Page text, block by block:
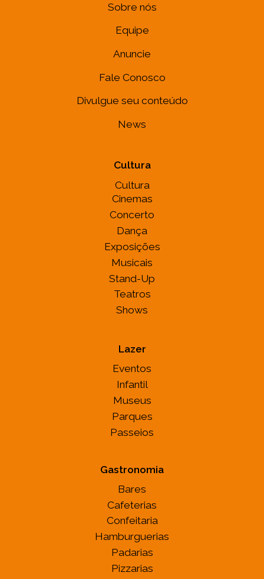
Sobre nós
Equipe
Anuncie
Fale Conosco
Divulgue seu conteúdo
News
Cultura
Cultura
Cinemas
Concerto
Dança
Exposições
Musicais
Stand-Up
Teatros
Shows
Lazer
Eventos
Infantil
Museus
Parques
Passeios
Gastronomia
Bares
Cafeterias
Confeitaria
Hamburguerias
Padarias
Pizzarias